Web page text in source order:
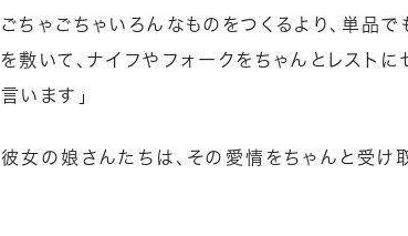
ごちゃごちゃいろんなものをつくるより、単品
を敷いて、ナイフやフォークをちゃんとレスト
言います」
彼女の娘さんたちは、その愛情をちゃんと受け取